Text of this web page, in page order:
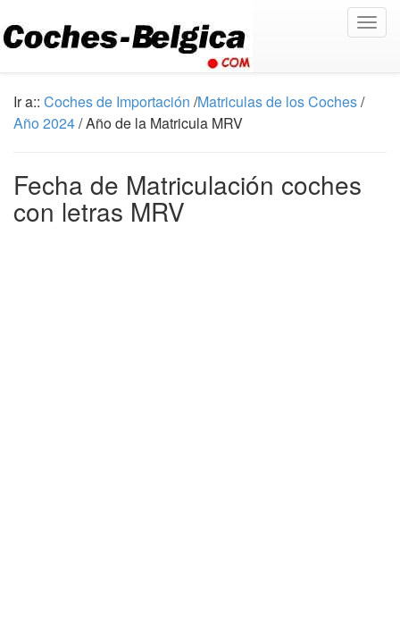
Ir a:: Coches de Importación /Matriculas de los Coches/
Año 2024/ Año de la Matricula MRV
Fecha de Matriculación coches
con letras MRV